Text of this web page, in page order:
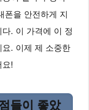
폰을 안전하게 지
. 이 가격에 이 정
. 이제 제 소중한
요!
들이 좋았